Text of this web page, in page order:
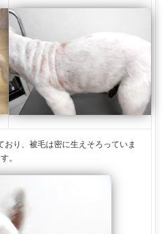
り、被毛は密に生えそろっていま
す。